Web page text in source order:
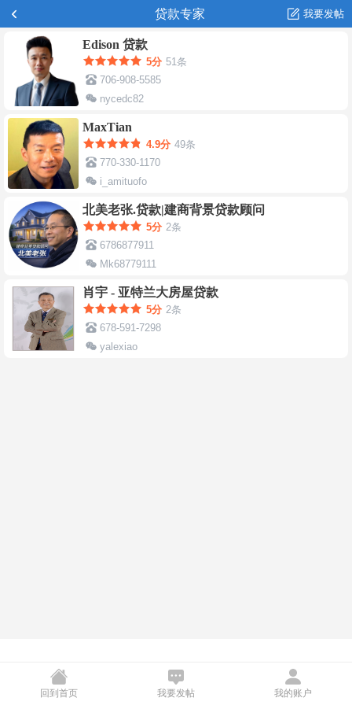
贷款专家 我要发帖
Edison 贷款
5分 51条
706-908-5585
nycedc82
MaxTian
4.9分 49条
770-330-1170
i_amituofo
maxtian.sg@gmail.com
北美老张.贷款|建商背景贷款顾问
5分 2条
6786877911
Mk68779111
Mark.zhang@loanfactory.com
肖宇 - 亚特兰大房屋贷款
5分 2条
678-591-7298
yalexiao
回到首页 我要发帖 我的账户